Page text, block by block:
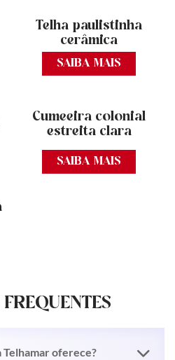
Telha paulistinha
cerâmica
SAIBA MAIS
Cumeeira colonial
estreita clara
SAIBA MAIS
Telhamar oferece?